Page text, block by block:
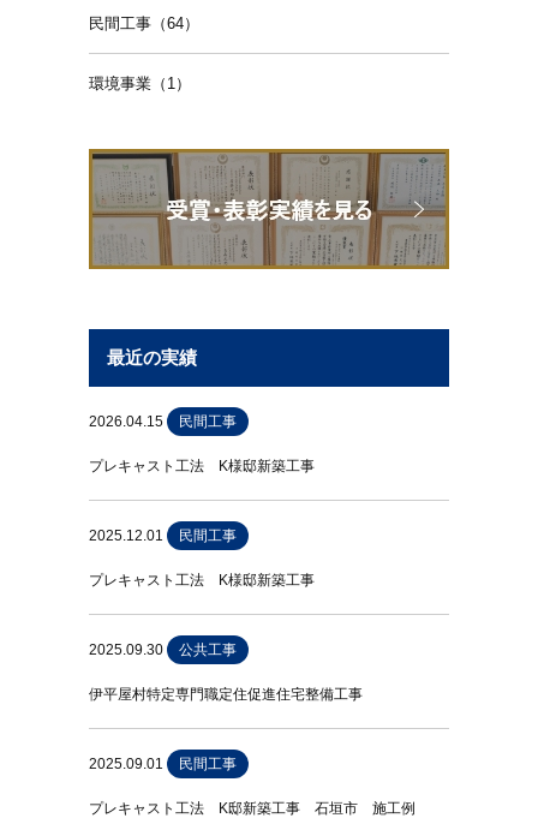
民間工事（64）
環境事業（1）
最近の実績
2026.04.15 民間工事
プレキャスト工法 K様邸新築工事
2025.12.01 民間工事
プレキャスト工法 K様邸新築工事
2025.09.30 公共工事
伊平屋村特定専門職定住促進住宅整備工事
2025.09.01 民間工事
プレキャスト工法 K邸新築工事 石垣市 施工例